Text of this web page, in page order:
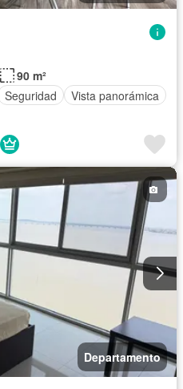
90 m²
Seguridad
Vista panorámica
Departamento